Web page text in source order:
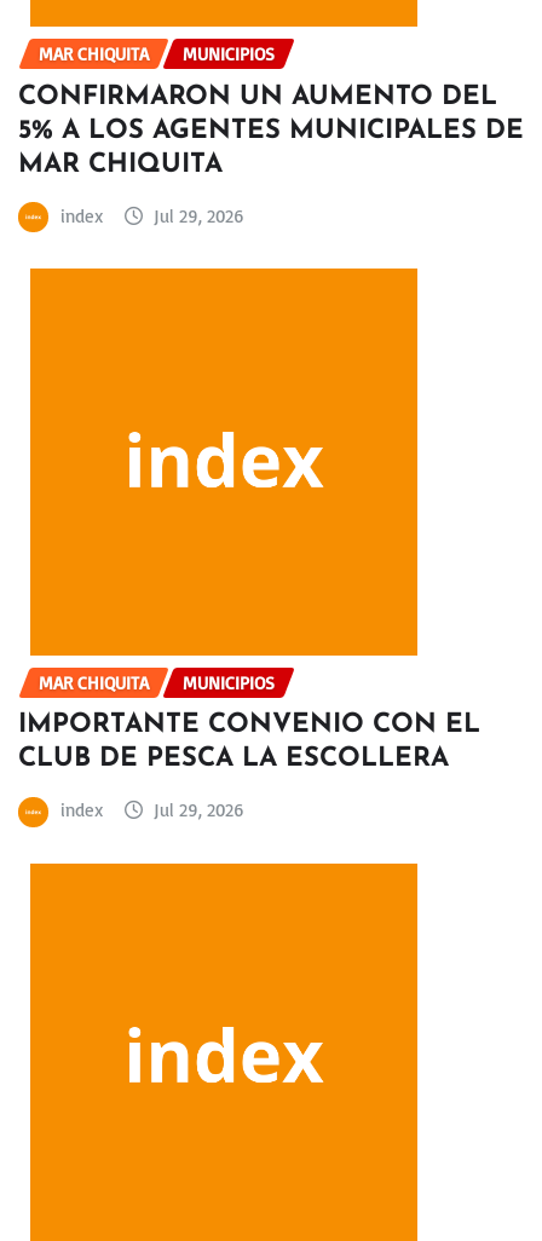
MAR CHIQUITA MUNICIPIOS
CONFIRMARON UN AUMENTO DEL
5% A LOS AGENTES MUNICIPALES DE
MAR CHIQUITA
index Jul 29, 2026
MAR CHIQUITA MUNICIPIOS
IMPORTANTE CONVENIO CON EL
CLUB DE PESCA LA ESCOLLERA
index Jul 29, 2026